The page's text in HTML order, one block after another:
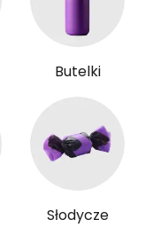
Butelki
Słodycze